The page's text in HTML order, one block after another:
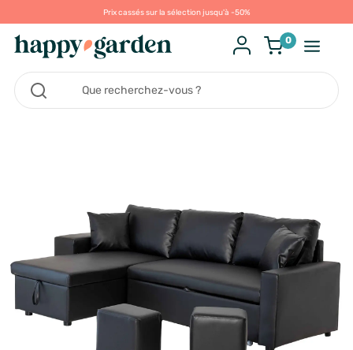
Prix cassés sur la sélection jusqu'à -50%
0